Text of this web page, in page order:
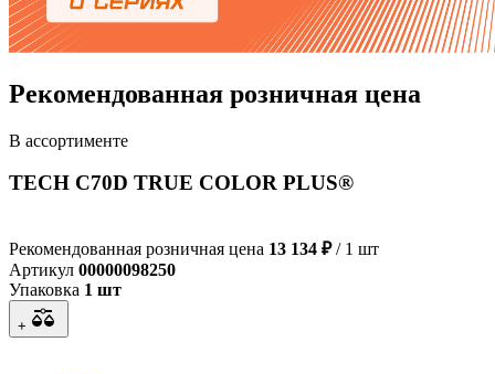
Рекомендованная розничная цена
В ассортименте
TECH C70D TRUE COLOR PLUS®
Рекомендованная розничная цена 13 134 ₽/ 1 шт
Артикул 00000098250
Упаковка 1 шт
+